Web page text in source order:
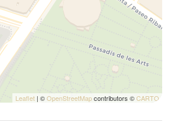
Leaflet | ©OpenStreetMapcontributors ©CARTO